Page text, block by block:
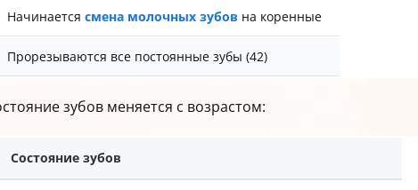
Начинается смена молочных зубов на коренные
Прорезываются все постоянные зубы (42)
зубов меняется с возрастом:
Состояние зубов